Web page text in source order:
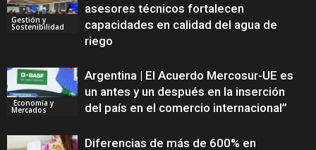
Gestión y
Sostenibilidad
asesores técnicos fortalecen
capacidades en calidad del agua de
riego
Economía y
Mercados
Argentina | El Acuerdo Mercosur-UE es
un antes y un después en la inserción
del país en el comercio internacional”
Diferencias de más de 600% en